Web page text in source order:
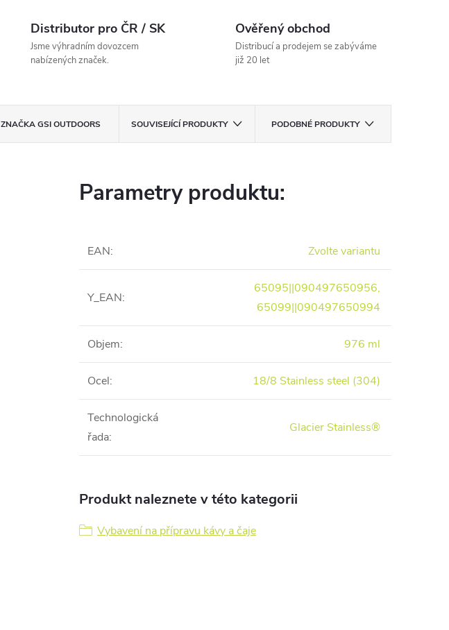
Distributor pro ČR / SK
Jsme výhradním dovozcem
nabízených značek.
Ověřený obchod
Distribucí a prodejem se zabýváme
již 20 let
ZNAČKAGSI OUTDOORS SOUVISEJÍCÍ PRODUKTY PODOBNÉ PRODUKTY
Parametry produktu:
EAN: Zvolte variantu
Y_EAN:
65095||090497650956,
65099||090497650994
Objem: 976 ml
Ocel: 18/8 Stainless steel (304)
Technologická
řada:
Glacier Stainless®
Produkt naleznete v této kategorii
Vybavení na přípravu kávy a čaje